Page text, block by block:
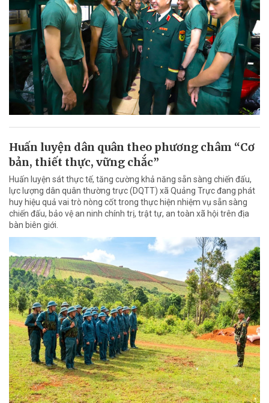
Huấn luyện dân quân theo phương châm “Cơ
bản, thiết thực, vững chắc”
Huấn luyện sát thực tế, tăng cường khả năng sẵn sàng chiến đấu,
lực lượng dân quân thường trực (DQTT) xã Quảng Trực đang phát
huy hiệu quả vai trò nòng cốt trong thực hiện nhiệm vụ sẵn sàng
chiến đấu, bảo vệ an ninh chính trị, trật tự, an toàn xã hội trên địa
bàn biên giới.